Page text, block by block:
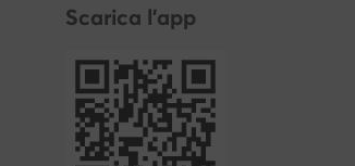
Scarica l'app